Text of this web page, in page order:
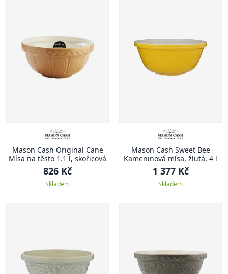
Mason Cash Original Cane
Mísa na těsto 1.1 l, skořicová
826 Kč
Skladem
Mason Cash Sweet Bee
Kameninová mísa, žlutá, 4 l
1 377 Kč
Skladem